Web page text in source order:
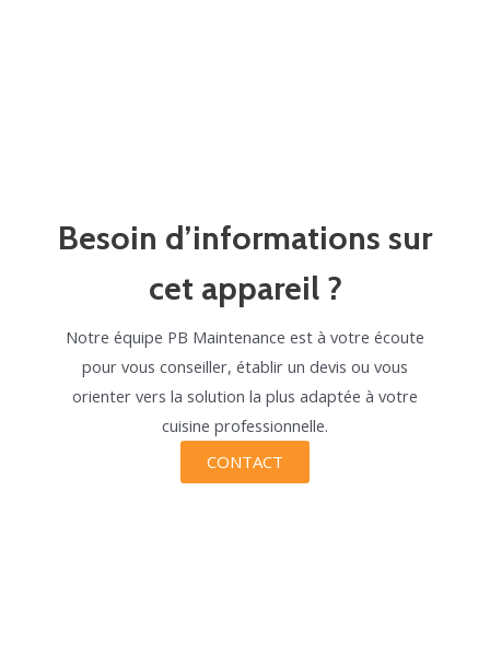
Besoin d’informations sur
cet appareil ?
Notre équipe PB Maintenance est à votre écoute
pour vous conseiller, établir un devis ou vous
orienter vers la solution la plus adaptée à votre
cuisine professionnelle.
CONTACT